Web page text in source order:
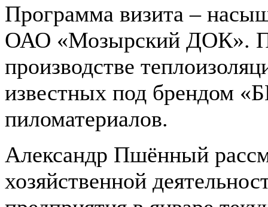
Программа визита –
ОАО «Мозырский ДОК».
производстве
известных под брендом
пиломатериалов.
Александр Пшённый
хозяйственной